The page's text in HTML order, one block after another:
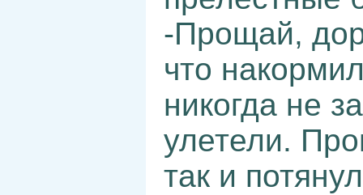
-Прощай,
что
никогда не
улетели.
так и